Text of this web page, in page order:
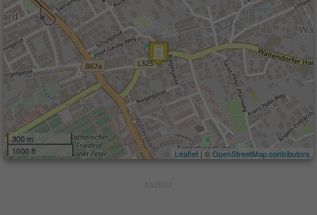
300 m
1000 ft
Leaflet | ©OpenStreetMap contributors